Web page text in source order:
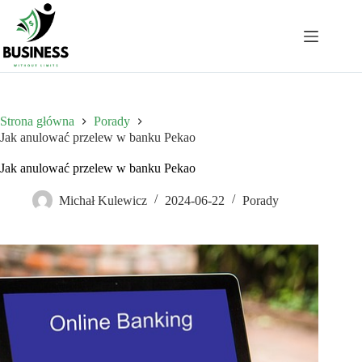
Przejdź
treści
Strona główna
Porady
Jak anulować przelew w banku Pekao
Jak anulować przelew w banku Pekao
Michał Kulewicz 2024-06-22 Porady